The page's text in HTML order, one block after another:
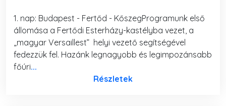
1. nap: Budapest - Fertőd - KőszegProgramunk első
állomása a Fertődi Esterházy-kastélyba vezet, a
„magyar Versaillest” helyi vezető segítségével
fedezzük fel. Hazánk legnagyobb és legimpozánsabb
főúri...
Részletek